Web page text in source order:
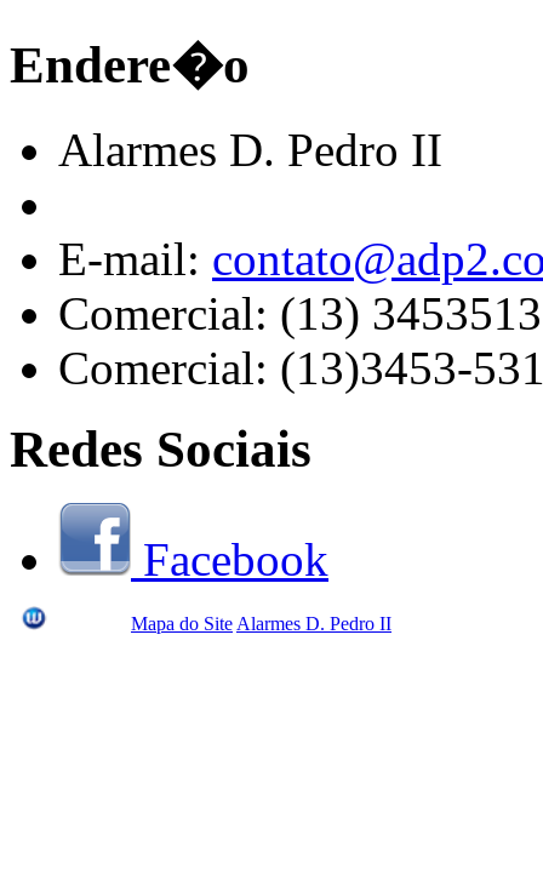
Endere�o
Alarmes D. Pedro II
E-mail:
Comercial: (13)
Comercial: (13)3453-
Redes Sociais
Facebook
Mapa do Site Alarmes D. Pedro II